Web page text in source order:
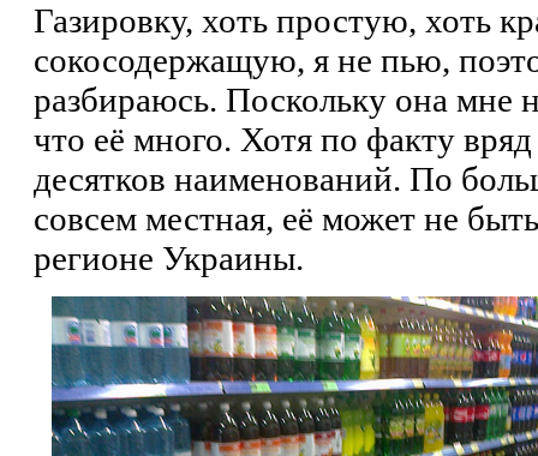
Газировку, хоть простую, хоть
сокосодержащую, я не пью,
разбираюсь. Поскольку она мне
что её много. Хотя по факту
десятков наименований. По
совсем местная, её может не
регионе Украины.